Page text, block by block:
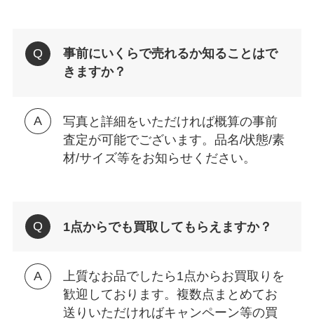
事前にいくらで売れるか知ることはで
きますか？
写真と詳細をいただければ概算の事前
査定が可能でございます。品名/状態/素
材/サイズ等をお知らせください。
1点からでも買取してもらえますか？
上質なお品でしたら1点からお買取りを
歓迎しております。複数点まとめてお
送りいただければキャンペーン等の買